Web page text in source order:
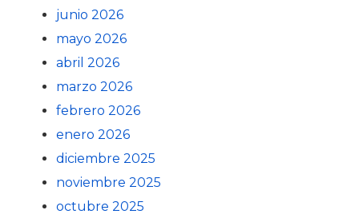
junio 2026
mayo 2026
abril 2026
marzo 2026
febrero 2026
enero 2026
diciembre 2025
noviembre 2025
octubre 2025